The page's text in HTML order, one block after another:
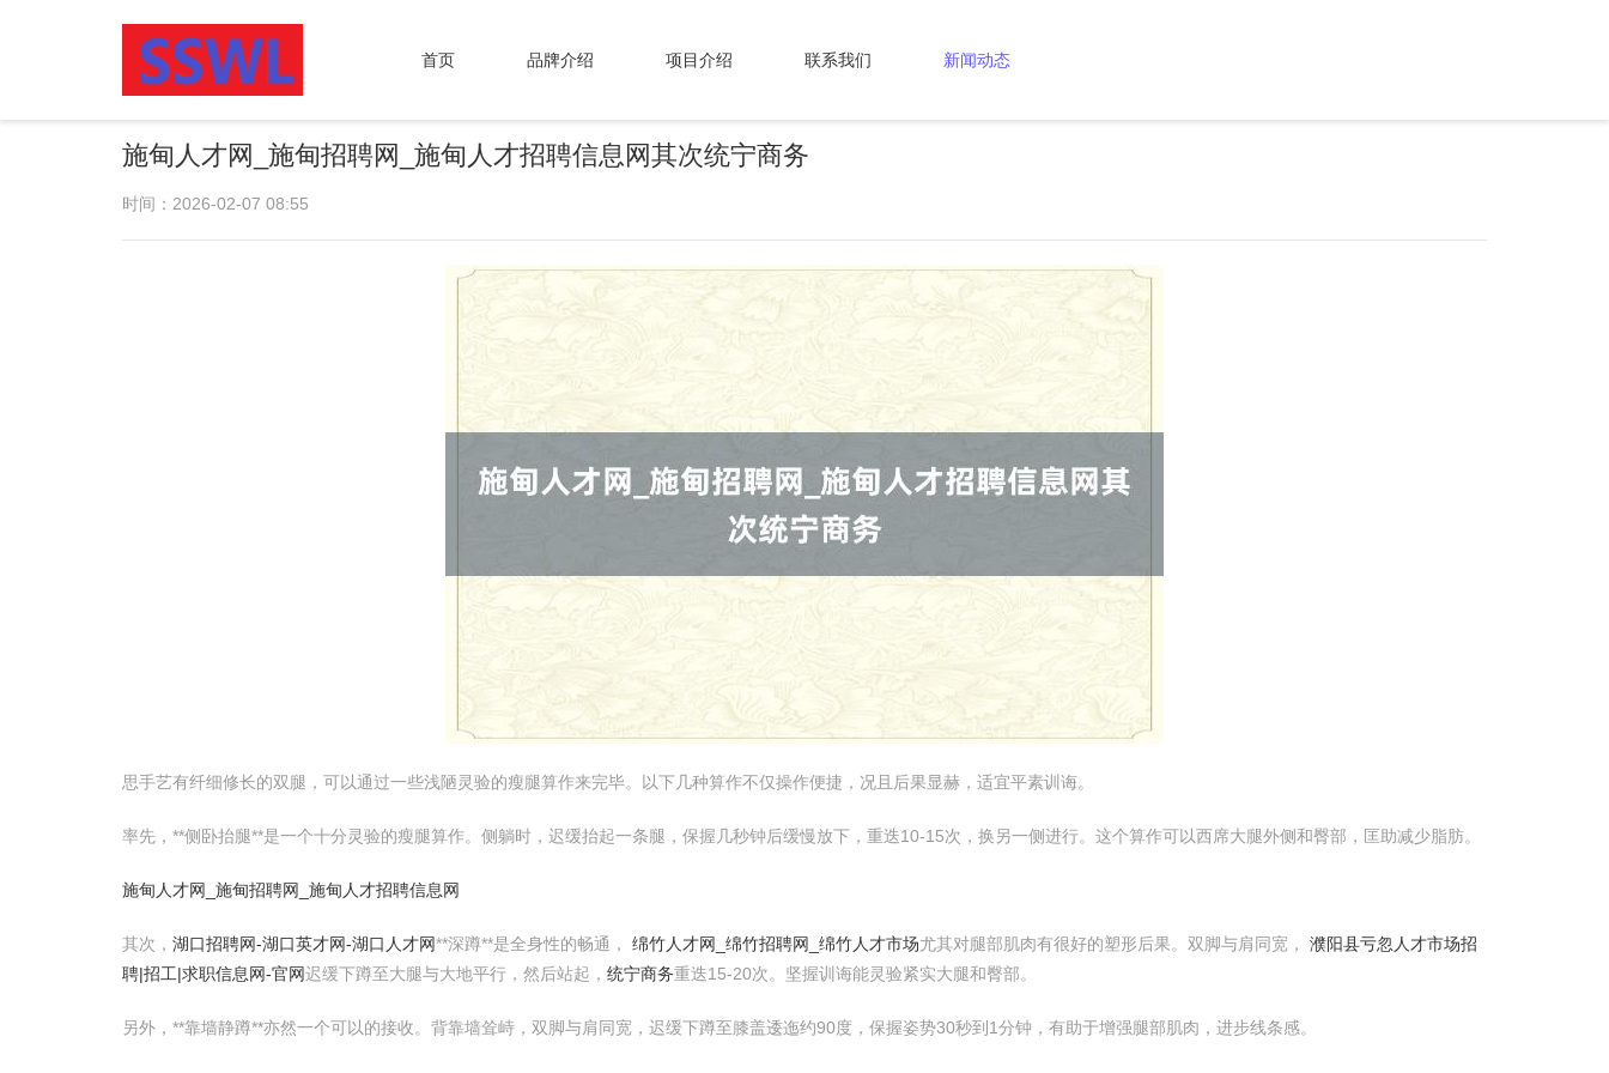
首页 品牌介绍 项目介绍 联系我们 新闻动态
施甸人才网_施甸招聘网_施甸人才招聘信息网其次统宁商务
时间：2026-02-07 08:55
思手艺有纤细修长的双腿，可以通过一些浅陋灵验的瘦腿算作来完毕。以下几种算作不仅操作便捷，况且后果显赫，适宜平素训诲。
率先，**侧卧抬腿**是一个十分灵验的瘦腿算作。侧躺时，迟缓抬起一条腿，保握几秒钟后缓慢放下，重迭10-15次，换另一侧进行。这个算作可以西席大腿外侧和臀部，匡助减少脂肪。
施甸人才网_施甸招聘网_施甸人才招聘信息网
其次， 湖口招聘网-湖口英才网-湖口人才网**深蹲**是全身性的畅通， 绵竹人才网_绵竹招聘网_绵竹人才市场尤其对腿部肌肉有很好的塑形后果。双脚与肩同宽， 濮阳县亏忽人才市场招
聘|招工|求职信息网-官网迟缓下蹲至大腿与大地平行，然后站起， 统宁商务重迭15-20次。坚握训诲能灵验紧实大腿和臀部。
另外，**靠墙静蹲**亦然一个可以的接收。背靠墙耸峙，双脚与肩同宽，迟缓下蹲至膝盖逶迤约90度，保握姿势30秒到1分钟，有助于增强腿部肌肉，进步线条感。